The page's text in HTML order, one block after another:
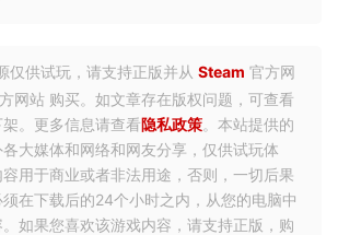
仅供试玩，请支持正版并从 Steam 官方网
网站 购买。如文章存在版权问题，可查看
。更多信息请查看隐私政策。本站提供的
大媒体和网络和网友分享，仅供试玩体
用于商业或者非法用途，否则，一切后果
在下载后的24个小时之内，从您的电脑中
如果您喜欢该游戏内容，请支持正版，购